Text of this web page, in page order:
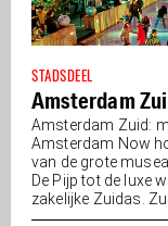
STADSDEEL
Amsterdam
Amsterdam Zuid:
Amsterdam Now
van de grote
De Pijp tot de luxe
zakelijke Zuidas.